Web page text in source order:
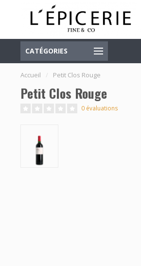
CATÉGORIES
Officiellement ouvert
Accueil / Petit Clos Rouge
Petit Clos Rouge
0 évaluations